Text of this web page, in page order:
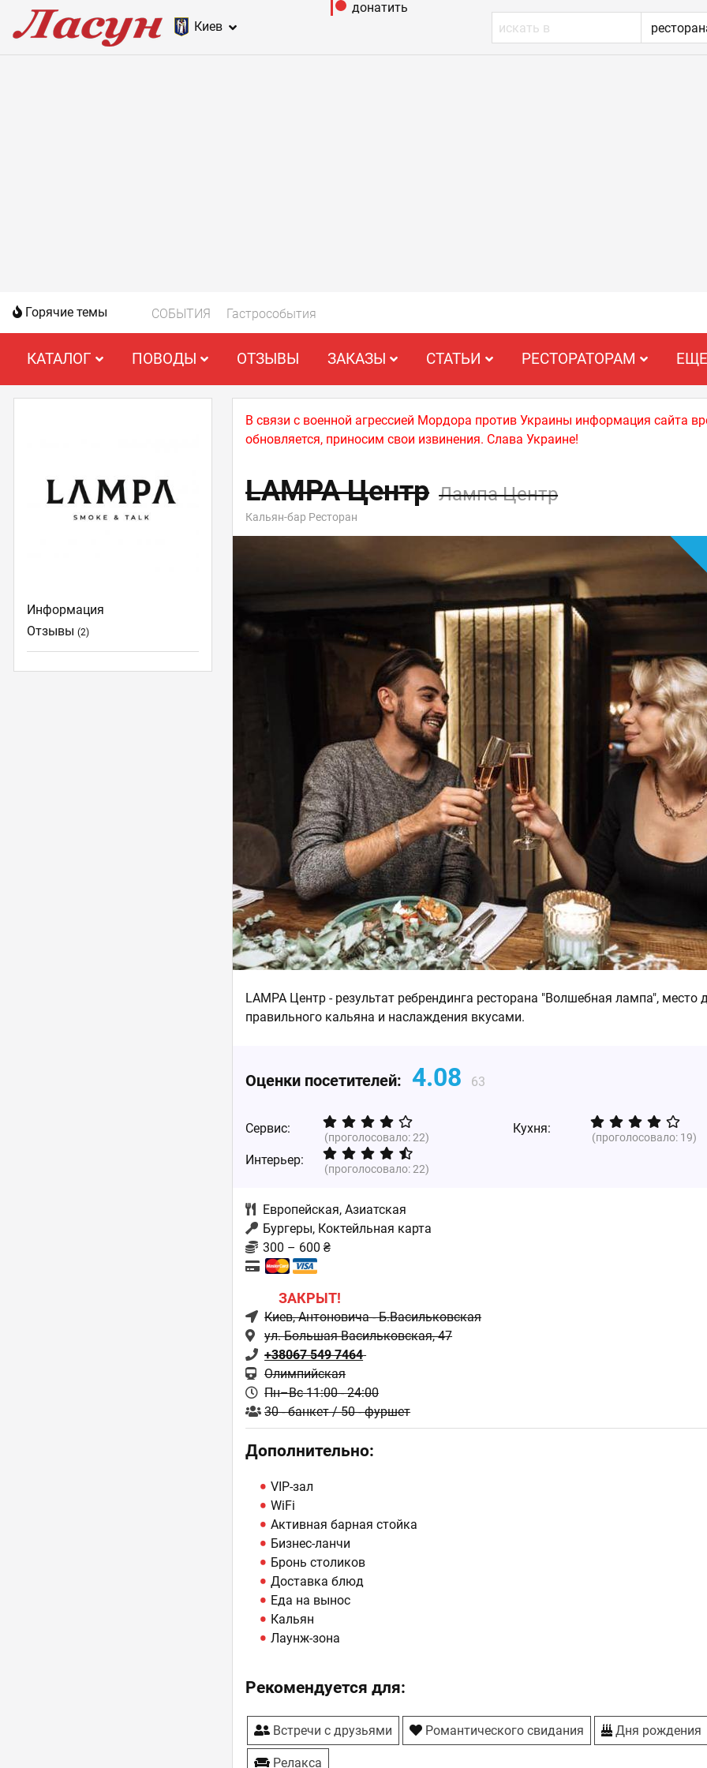
Киев
донатить
Горячие темы СОБЫТИЯ Гастрособытия
КАТАЛОГ ПОВОДЫ ОТЗЫВЫ ЗАКАЗЫ СТАТЬИ РЕСТОРАТОРАМ ЕЩЕ
В связи с военной агрессией Мордора против Украины информация сайта
обновляется, приносим свои извинения. Слава Украине!
LAMPA Центр Лампа Центр
Кальян-бар Ресторан
LAMPA Центр - результат ребрендинга ресторана "Волшебная лампа", место
правильного кальяна и наслаждения вкусами.
Оценки посетителей: 4.08 63
Сервис:
(проголосовало:22)
Кухня:
(проголосовало: 19)
Интерьер:
(проголосовало:22)
Европейская,Азиатская
Бургеры, Коктейльная карта
300 – 600 ₴
ЗАКРЫТ!
Киев, Антоновича - Б.Васильковская
ул. Большая Васильковская, 47
+38067 549 7464
Олимпийская
Пн–Вс 11:00 - 24:00
30 - банкет / 50 - фуршет
Дополнительно:
VIP-зал
WiFi
Активная барная стойка
Бизнес-ланчи
Бронь столиков
Доставка блюд
Еда на вынос
Кальян
Лаунж-зона
Рекомендуется для:
Встречи с друзьями Романтического свидания Дня рождения
Релакса
Информация
Отзывы(2)